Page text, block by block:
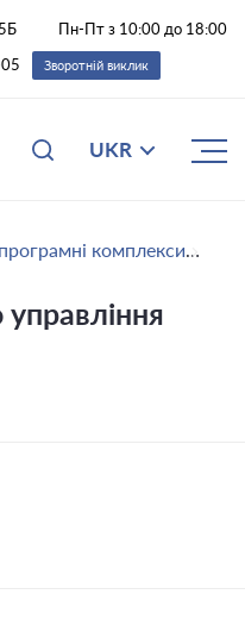
Пн-Пт з 10:00 до 18:00
Зворотній виклик
UKR
комплекси